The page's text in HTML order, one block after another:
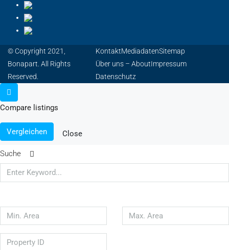
© Copyright 2021,
Bonapart. All Rights
Reserved.
KontaktMediadatenSitemap
Über uns – AboutImpressum
Datenschutz
Compare listings
Vergleichen Close
Suche